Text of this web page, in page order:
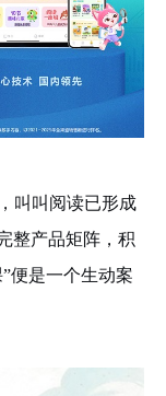
叫叫阅读已形成
整产品矩阵，积
便是一个生动案